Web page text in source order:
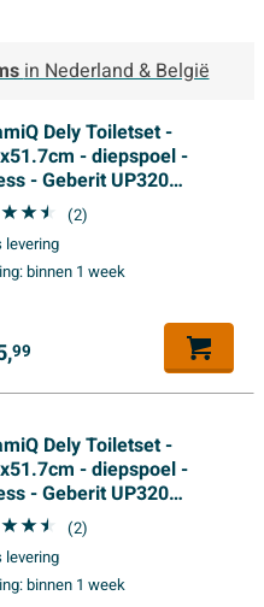
Dely Toiletset -
- diepspoel -
- Geberit UP320
- met Burda
- softclose toilet zitting
- bedieningsplaat
mat - rechthoekige
(2)
levering
binnen 1 week
99
Dely Toiletset -
- diepspoel -
- Geberit UP320
- met Burda
- softclose toilet zitting
- bedieningsplaat taupe
knoppen - wit
(2)
levering
binnen 1 week
in Nederland & België